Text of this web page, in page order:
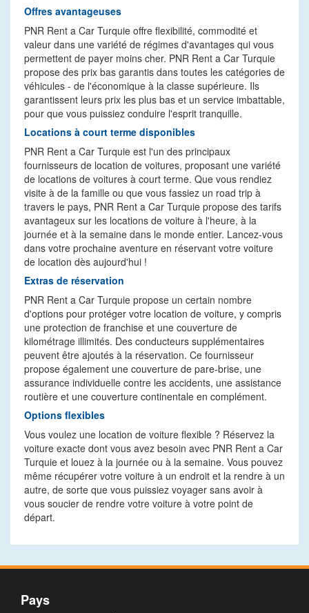
Offres avantageuses
PNR Rent a Car Turquie offre flexibilité, commodité et
valeur dans une variété de régimes d'avantages qui vous
permettent de payer moins cher. PNR Rent a Car Turquie
propose des prix bas garantis dans toutes les catégories de
véhicules - de l'économique à la classe supérieure. Ils
garantissent leurs prix les plus bas et un service imbattable,
pour que vous puissiez conduire l'esprit tranquille.
Locations à court terme disponibles
PNR Rent a Car Turquie est l'un des principaux
fournisseurs de location de voitures, proposant une variété
de locations de voitures à court terme. Que vous rendiez
visite à de la famille ou que vous fassiez un road trip à
travers le pays, PNR Rent a Car Turquie propose des tarifs
avantageux sur les locations de voiture à l'heure, à la
journée et à la semaine dans le monde entier. Lancez-vous
dans votre prochaine aventure en réservant votre voiture
de location dès aujourd'hui !
Extras de réservation
PNR Rent a Car Turquie propose un certain nombre
d'options pour protéger votre location de voiture, y compris
une protection de franchise et une couverture de
kilométrage illimités. Des conducteurs supplémentaires
peuvent être ajoutés à la réservation. Ce fournisseur
propose également une couverture de pare-brise, une
assurance individuelle contre les accidents, une assistance
routière et une couverture continentale en complément.
Options flexibles
Vous voulez une location de voiture flexible ? Réservez la
voiture exacte dont vous avez besoin avec PNR Rent a Car
Turquie et louez à la journée ou à la semaine. Vous pouvez
même récupérer votre voiture à un endroit et la rendre à un
autre, de sorte que vous puissiez voyager sans avoir à
vous soucier de rendre votre voiture à votre point de
départ.
Pays